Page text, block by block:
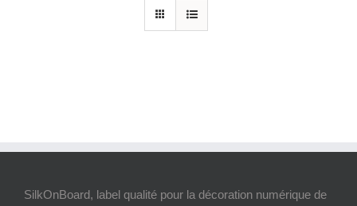
SilkOnBoard, label qualité pour la décoration numérique de